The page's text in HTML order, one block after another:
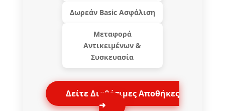
Δωρεάν Basic Ασφάλιση
Μεταφορά
Αντικειμένων &
Συσκευασία
Δείτε Διαθέσιμες Αποθήκες
➜